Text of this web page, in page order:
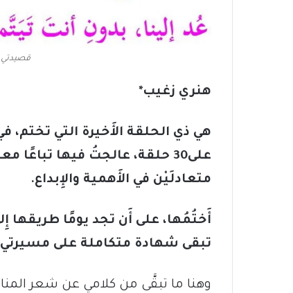
قصيدتي
هنري زغيب*
هي ذي الحلقة الأَخيرة التي
على30 حلقة، عالجتُ فيها
متعادلَيْن في الأَهمية والإِبداع.
أَختُمُها، على أَن تجد يومًا طريقها
تبقى شهادة متكاملة على مسيرتي
وهنا ما تبقَّى من كلامي عن شعر